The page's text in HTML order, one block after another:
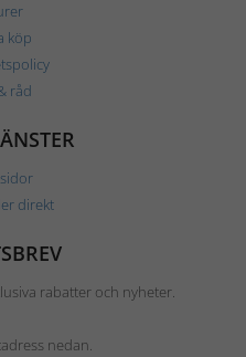
köp
råd
direkt
rabatter och nyheter.
nedan.